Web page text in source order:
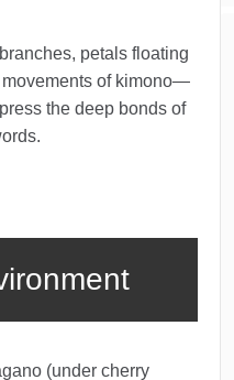
petals floating
movements of kimono—
the deep bonds of
(under cherry